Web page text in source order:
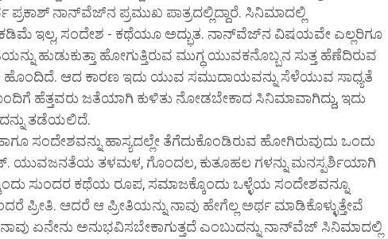
ಪ್ರಕಾಶ್‌ ನಾನ್‌ವೆಜ್‌ನ ಪ್ರಮುಖ ಪಾತ್ರದಲ್ಲಿದ್ದಾರೆ. ಸಿನಿಮಾದಲ್ಲಿ
ಇಲ್ಲ, ಸಂದೇಶ - ಕಥೆಯೂ ಅದ್ಭುತ. ನಾನ್‌ವೆಜ್‌ನ ವಿಷಯವೇ ಎಲ್ಲರಿಗೂ
ಹುಡುಕುತ್ತಾ ಹೋಗುತ್ತಿರುವ ಮುಗ್ಧ ಯುವಕನೊಬ್ಬನ ಸುತ್ತ ಹೆಣೆದಿರುವ
ಆದ ಕಾರಣ ಇದು ಯುವ ಸಮುದಾಯವನ್ನು ಸೆಳೆಯುವ ಸಾಧ್ಯತೆ
ಹೆತ್ತವರು ಜತೆಯಾಗಿ ಕುಳಿತು ನೋಡಬೇಕಾದ ಸಿನಿಮಾವಾಗಿದ್ದು, ಇದು
ತಡೆಯಲಿದೆ.
ಸಂದೇಶವನ್ನು ಹಾಸ್ಯದಲ್ಲೇ ತೆಗೆದುಕೊಂಡಿರುವ ಹೋಗಿರುವುದು ಒಂದು
ಯುವಜನತೆಯ ತಳಮಳ, ಗೊಂದಲ, ಕುತೂಹಲ ಗಳನ್ನು ಮನಸ್ಪರ್ಶಿಯಾಗಿ
ಸುಂದರ ಕಥೆಯ ರೂಪ, ಸಮಾಜಕ್ಕೊಂದು ಒಳ್ಳೆಯ ಸಂದೇಶವನ್ನೂ
ಪ್ರೀತಿ. ಆದರೆ ಆ ಪ್ರೀತಿಯನ್ನು ನಾವು ಹೇಗೆಲ್ಲ ಅರ್ಥ ಮಾಡಿಕೊಳ್ಳುತ್ತೇವೆ
ನಾವು ಏನೇನು ಅನುಭವಿಸಬೇಕಾಗುತ್ತದೆ ಎಂಬುದನ್ನು ನಾನ್‌ವೆಜ್ ಸಿನಿಮಾದಲ್ಲಿ